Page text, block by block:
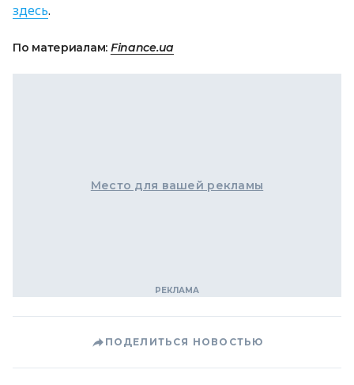
здесь.
По материалам: Finance.ua
Место для вашей рекламы
ПОДЕЛИТЬСЯ НОВОСТЬЮ